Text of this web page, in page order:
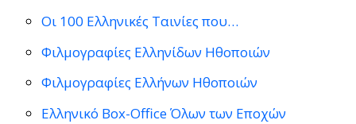
Οι 100 Ελληνικές Ταινίες που…
Φιλμογραφίες Ελληνίδων Ηθοποιών
Φιλμογραφίες Ελλήνων Ηθοποιών
Ελληνικό Box-Office Όλων των Εποχών